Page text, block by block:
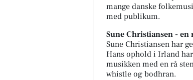
mange danske
med publikum.
Sune Christiansen -
Sune Christiansen har
Hans ophold i Irland
musikken med en rå
whistle og bodhran.